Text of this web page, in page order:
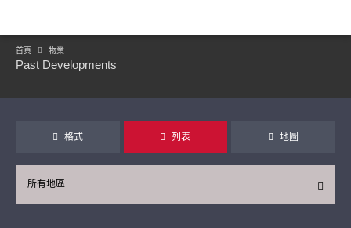
首頁 物業
Past Developments
格式 列表 地圖
所有地區